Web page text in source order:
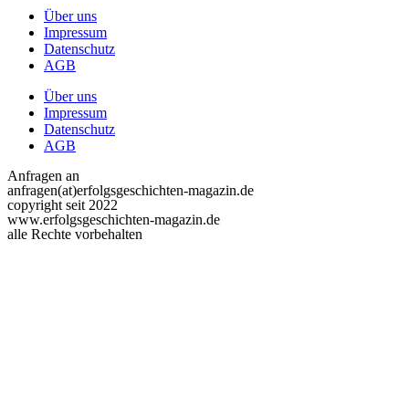
Über uns
Impressum
Datenschutz
AGB
Über uns
Impressum
Datenschutz
AGB
Anfragen an
anfragen(at)erfolgsgeschichten-magazin.de
copyright seit 2022
www.erfolgsgeschichten-magazin.de
alle Rechte vorbehalten